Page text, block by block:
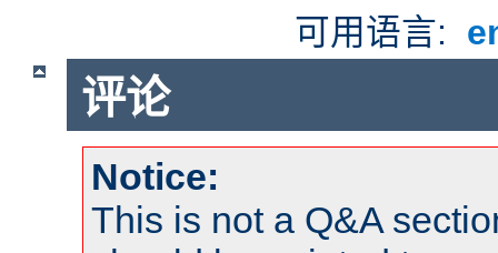
可用语言:
评论
Notice:
This is not a Q&A